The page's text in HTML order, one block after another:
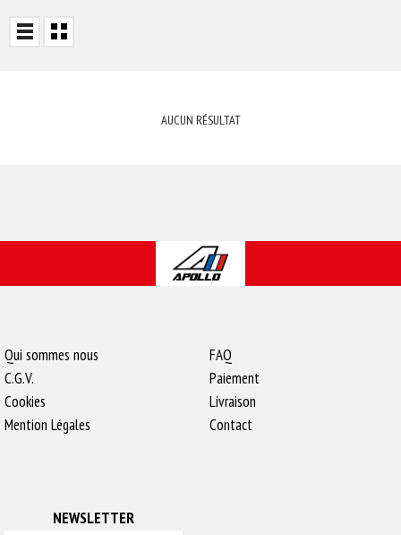
AUCUN RÉSULTAT
Qui sommes nous
C.G.V.
Cookies
Mention Légales
FAQ
Paiement
Livraison
Contact
NEWSLETTER